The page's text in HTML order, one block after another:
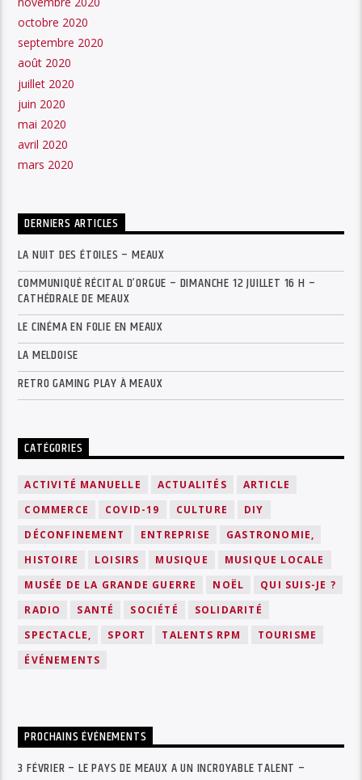
octobre 2020
septembre 2020
août 2020
juillet 2020
juin 2020
mai 2020
avril 2020
mars 2020
DERNIERS ARTICLES
LA NUIT DES ÉTOILES – MEAUX
COMMUNIQUÉ RÉCITAL D’ORGUE – DIMANCHE 12 JUILLET 16 H –
CATHÉDRALE DE MEAUX
LE CINÉMA EN FOLIE EN MEAUX
LA MELDOISE
RETRO GAMING PLAY À MEAUX
CATÉGORIES
ACTIVITÉ MANUELLE ACTUALITÉS
ARTICLE
COMMERCE
COVID-19 CULTURE
DIY
DÉCONFINEMENT
ENTREPRISE
GASTRONOMIE,
HISTOIRE
LOISIRS MUSIQUE
MUSIQUE LOCALE
MUSÉE DE LA GRANDE GUERRE
NOËL
QUI SUIS-JE ?
RADIO
SANTÉ SOCIÉTÉ
SOLIDARITÉ
SPECTACLE,
SPORT TALENTS RPM
TOURISME
ÉVÉNEMENTS
PROCHAINS ÉVÉNEMENTS
3 FÉVRIER – LE PAYS DE MEAUX A UN INCROYABLE TALENT –